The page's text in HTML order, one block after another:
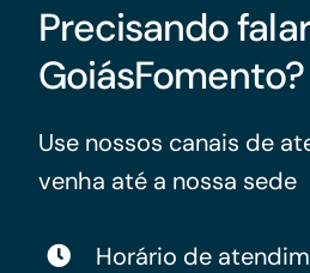
Precisando
GoiásFomento?
Use nossos canais de
venha até a nossa sede
Horário de